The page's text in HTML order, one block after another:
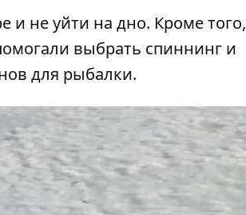
и не уйти на дно. Кроме того,
выбрать спиннинг и
для рыбалки.